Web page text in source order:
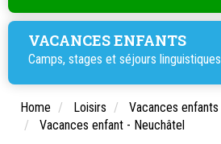
VACANCES ENFANTS
Camps, stages et séjours linguistiques
Home Loisirs
Vacances enfants
Vacances enfant - Neuchâtel